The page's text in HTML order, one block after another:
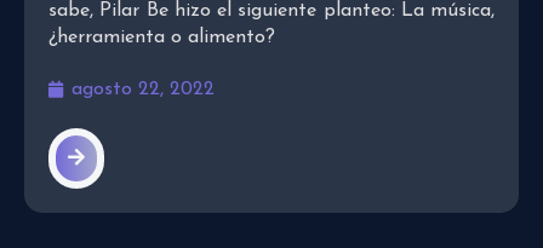
sabe, Pilar Be hizo el siguiente planteo: La música,
¿herramienta o alimento?
agosto 22, 2022